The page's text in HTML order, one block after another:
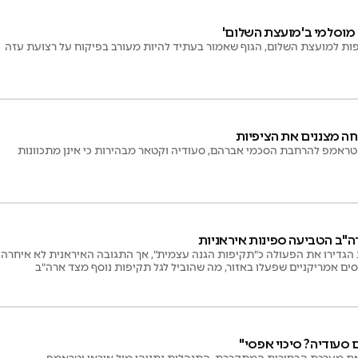
מוסלמי ב'מועצת השלום'
למועצת השלום, הגוף שאמור בעתיד להיות מעורב בפיקוח על רצועת עזה
מצננים את הציפיות
להרחבת הסכמי אברהם, סעודיה וקטאר מבהירות כי אינן מתכוונות
הטביעה ספינות איראניות
את הפעולה כ"תקיפות הגנה עצמית", אך התגובה האיראנית לא איחרה
אמריקניים שפעלו באזור, מה שהוביל לגל תקיפות נוסף מצד ארה"ב
סיכוי אפסי"